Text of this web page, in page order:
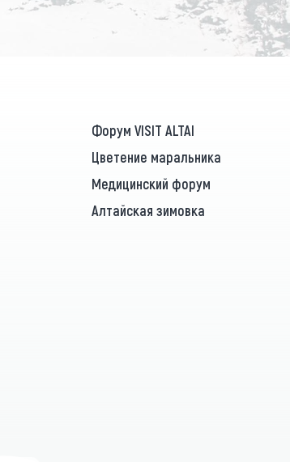
Форум VISIT ALTAI
Цветение маральника
Медицинский форум
Алтайская зимовка